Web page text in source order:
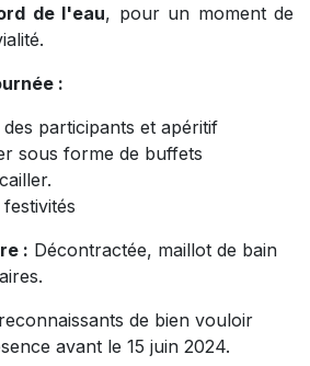
de l'eau, pour un moment de
:
participants et apéritif
sous forme de buffets
: Décontractée, maillot de bain
de bien vouloir
avant le 15 juin 2024.